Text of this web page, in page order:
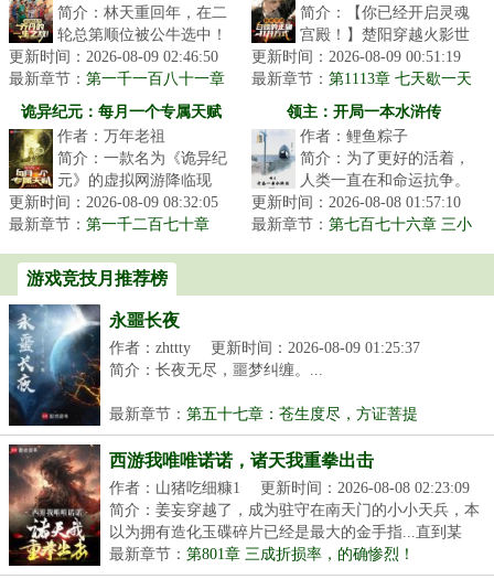
简介：林天重回年，在二
轮总第顺位被公牛选中！
开局获得博尔特、汤姆·布
拉迪、梅威瑟三人天赋技
术！于是...
更新时间：2026-08-09 02:46:50
最新章节： 第一千一百八十一章
你们不是要消耗我么？可我现在
体能满了呀！
简介：【你已经开启灵魂
宫殿！】楚阳穿越火影世
界，成为千手一族一员，
但似乎穿越的有点早，穿
越忍村都还...
更新时间：2026-08-09 00:51:19
最新章节： 第1113章 七天歇一天
诡异纪元：每月一个专属天赋
作者：万年老祖
简介：一款名为《诡异纪
元》的虚拟网游降临现
实，世界顿时大乱，各地
沦陷为诡异地区。每个人
更新时间：2026-08-09 08:32:05
最新章节： 第一千二百七十章
领主：开局一本水浒传
作者：鲤鱼粽子
简介：为了更好的活着，
人类一直在和命运抗争。
幻世界和追随者的出现，
人类进入了领主时代。领
更新时间：2026-08-08 01:57:10
最新章节： 第七百七十六章 三小
游戏竞技月推荐榜
永噩长夜
作者：zhttty
更新时间：2026-08-09 01:25:37
简介：长夜无尽，噩梦纠缠。...
最新章节： 第五十七章：苍生度尽，方证菩提
西游我唯唯诺诺，诸天我重拳出击
作者：山猪吃细糠1
更新时间：2026-08-08 02:23:09
简介：姜妄穿越了，成为驻守在南天门的小小天兵，本
以为拥有造化玉碟碎片已经是最大的金手指...直到某
天...
最新章节： 第801章 三成折损率，的确惨烈！